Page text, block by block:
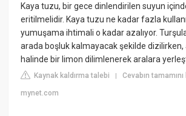
Kaya tuzu, bir gece dinlendirilen suyun
eritilmelidir. Kaya tuzu ne kadar fazla
yumuşama ihtimali o kadar azalıyor.
arada boşluk kalmayacak şekilde
halinde bir limon dilimlenerek aralara
Kaynak kaldırma talebi |Cevabın
mynet.com